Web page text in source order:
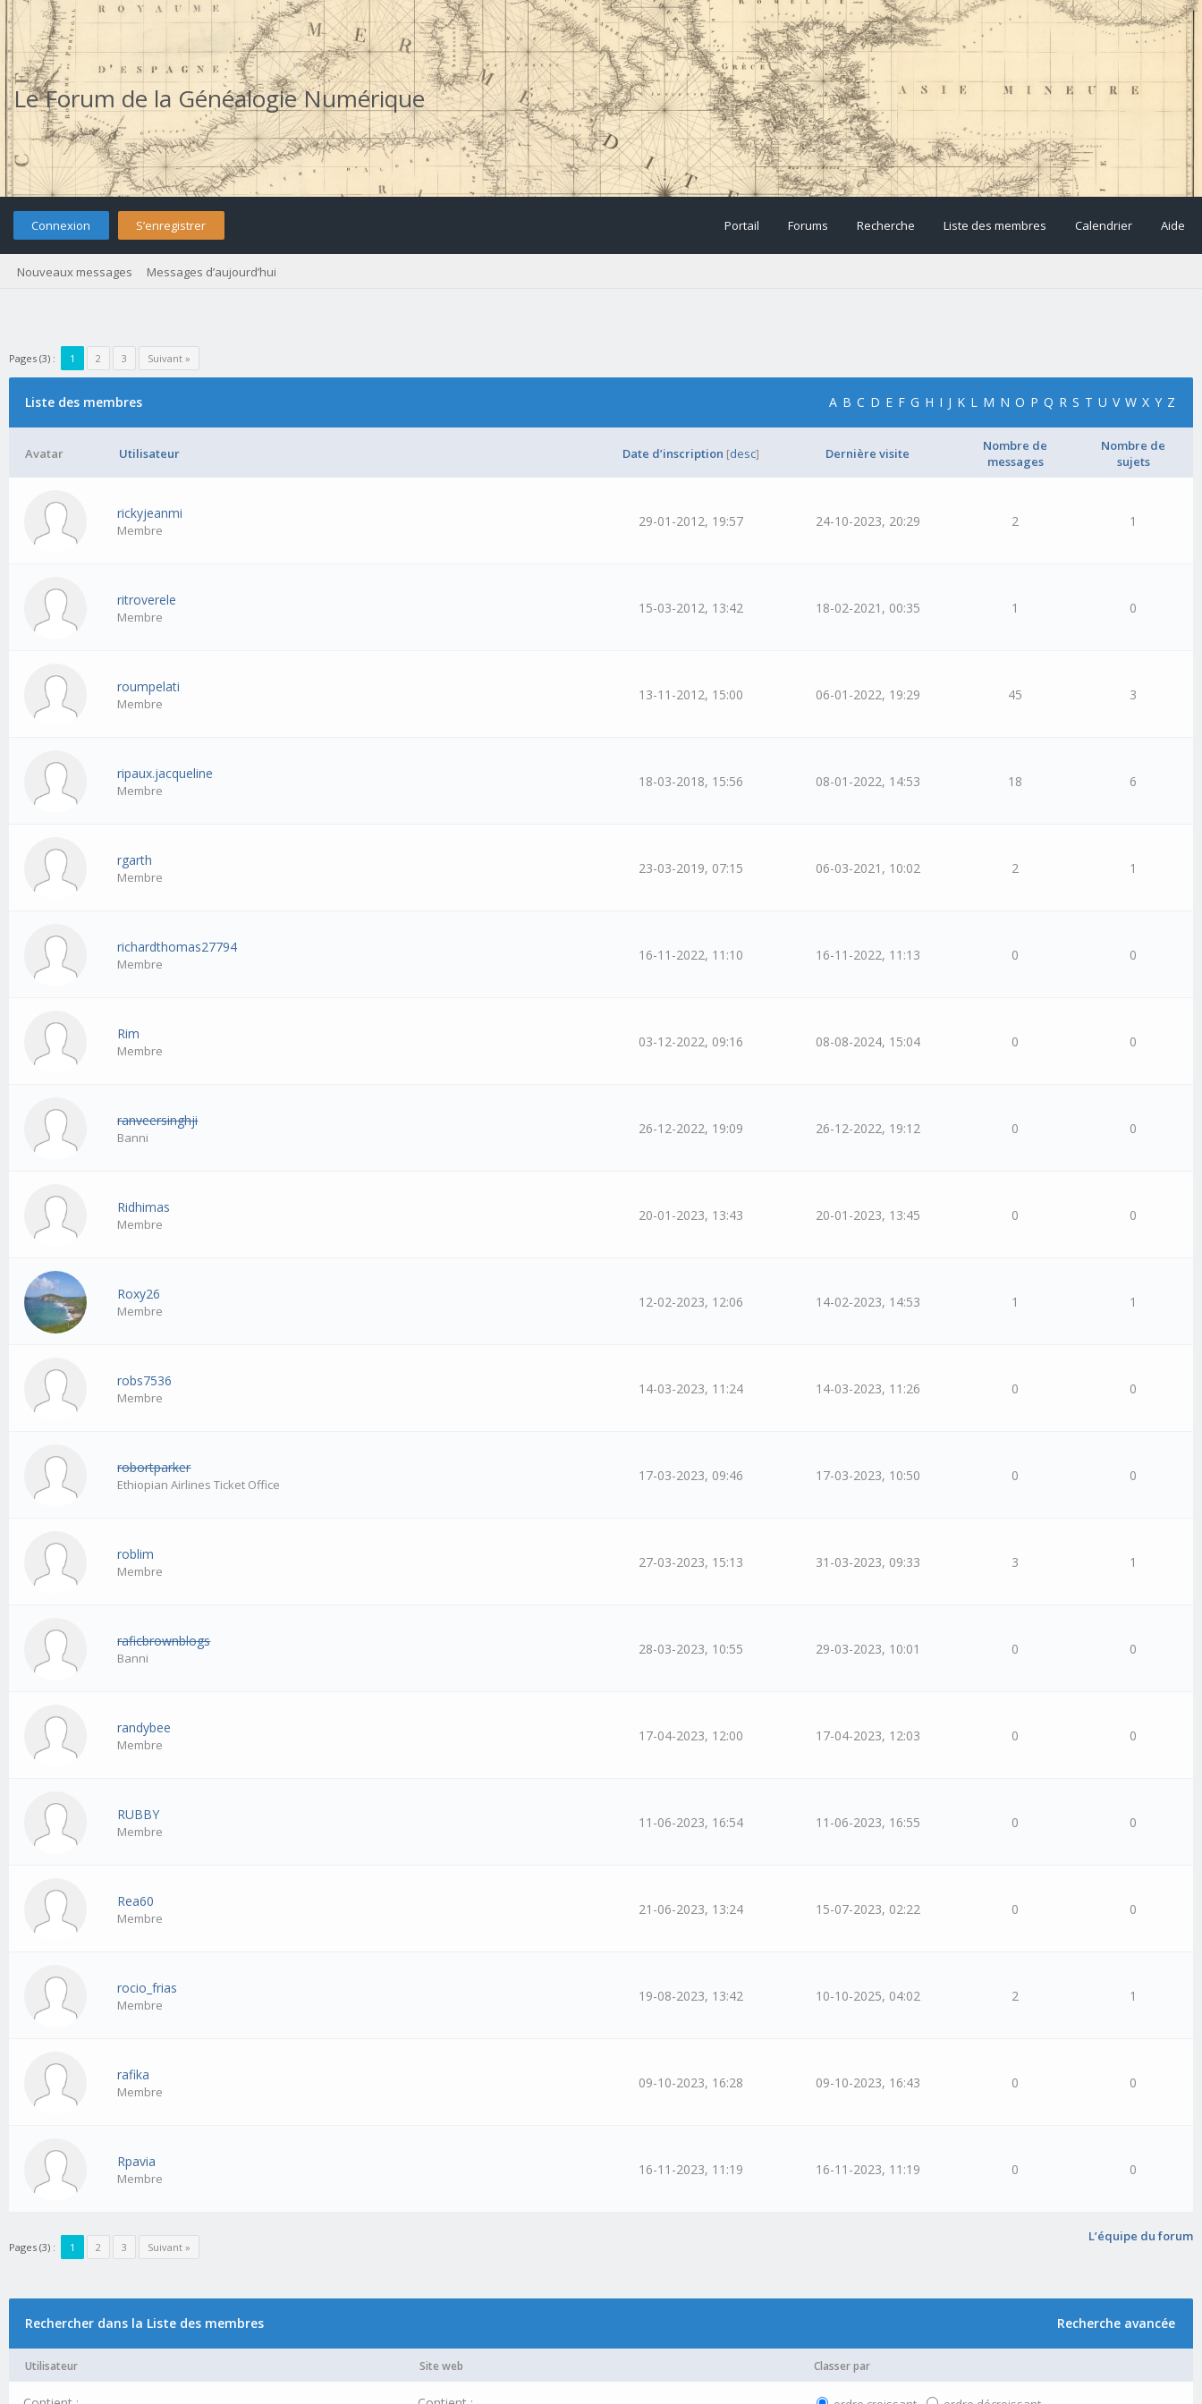
Le Forum de la Généalogie Numérique
Connexion S’enregistrer Portail Forums Recherche Liste des membres Calendrier Aide
Nouveaux messages Messages d’aujourd’hui
Pages (3) : 1 2 3 Suivant »
A B C D E F G H I J K L M N O P Q R S T U V W X Y Z
Liste des membres
Avatar Utilisateur Date d’inscription [desc] Dernière visite
Nombre de
messages
Nombre de
sujets
rickyjeanmi
Membre
29-01-2012, 19:57 24-10-2023, 20:29 2 1
ritroverele
Membre
15-03-2012, 13:42 18-02-2021, 00:35 1 0
roumpelati
Membre
13-11-2012, 15:00 06-01-2022, 19:29 45 3
ripaux.jacqueline
Membre
18-03-2018, 15:56 08-01-2022, 14:53 18 6
rgarth
Membre
23-03-2019, 07:15 06-03-2021, 10:02 2 1
richardthomas27794
Membre
16-11-2022, 11:10 16-11-2022, 11:13 0 0
Rim
Membre
03-12-2022, 09:16 08-08-2024, 15:04 0 0
ranveersinghji
Banni
26-12-2022, 19:09 26-12-2022, 19:12 0 0
Ridhimas
Membre
20-01-2023, 13:43 20-01-2023, 13:45 0 0
Roxy26
Membre
12-02-2023, 12:06 14-02-2023, 14:53 1 1
robs7536
Membre
14-03-2023, 11:24 14-03-2023, 11:26 0 0
robortparker
Ethiopian Airlines Ticket Office
17-03-2023, 09:46 17-03-2023, 10:50 0 0
roblim
Membre
27-03-2023, 15:13 31-03-2023, 09:33 3 1
raficbrownblogs
Banni
28-03-2023, 10:55 29-03-2023, 10:01 0 0
randybee
Membre
17-04-2023, 12:00 17-04-2023, 12:03 0 0
RUBBY
Membre
11-06-2023, 16:54 11-06-2023, 16:55 0 0
Rea60
Membre
21-06-2023, 13:24 15-07-2023, 02:22 0 0
rocio_frias
Membre
19-08-2023, 13:42 10-10-2025, 04:02 2 1
rafika
Membre
09-10-2023, 16:28 09-10-2023, 16:43 0 0
Rpavia
Membre
16-11-2023, 11:19 16-11-2023, 11:19 0 0
L’équipe du forum
Pages (3) : 1 2 3 Suivant »
Recherche avancée
Rechercher dans la Liste des membres
Utilisateur Site web Classer par